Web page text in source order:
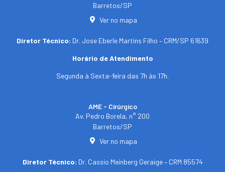
Barretos/SP​
Ver no mapa
Diretor Técnico: Dr. Jose Eberle Martins Filho – CRM/SP 61639
Horário de Atendimento
Segunda à Sexta-feira das 7h às 17h.
AME - Cirúrgico
Av. Pedro Borela, n° 200
Barretos/SP
Ver no mapa
Diretor Técnico: Dr. Cassio Meinberg Geraige – CRM 85574